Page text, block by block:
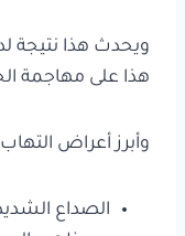
ويحدث هذا نتيجة
هذا على مهاجمة
وأبرز أعراض
الصداع